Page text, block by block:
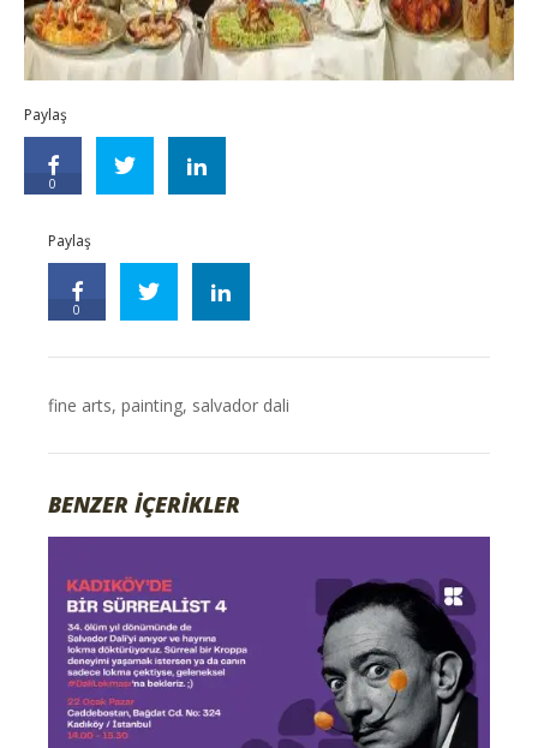
Paylaş
0
Paylaş
0
fine arts,painting, salvador dali
BENZER İÇERİKLER